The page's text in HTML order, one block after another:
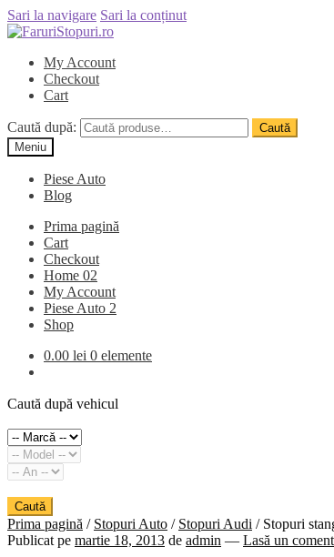
Sari la navigare Sari la conținut
My Account
Checkout
Cart
Caută după:
Caută
Meniu
Piese Auto
Blog
Prima pagină
Cart
Checkout
Home 02
My Account
Piese Auto 2
Shop
0.00 lei 0 elemente
Caută după vehicul
Caută
Prima pagină / Stopuri Auto / Stopuri Audi / Stopuri
Publicat pe martie 18, 2013 de admin — Lasă un